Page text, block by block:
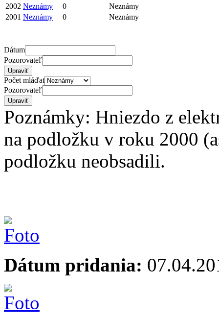
2002 Neznámy 0
Neznámy
2001 Neznámy 0 Neznámy
Dátum
Pozorovateľ
Počet mláďat
Pozorovateľ
Poznámky: Hniezdo z
na podložku v roku 2000
podložku neobsadili.
Dátum pridania: